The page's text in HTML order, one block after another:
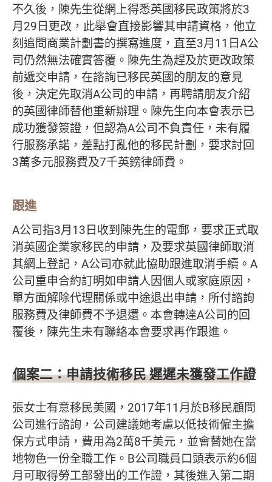
不久後，陳先生從網上得悉英國移民政策將於3
月29日更改，此舉會直接影響其申請資格，他立
刻追問商業計劃書的撰寫進度，直至3月11日A公
司仍然無法確實答覆。陳先生為趕及於更改政策
前遞交申請，在諮詢已移民英國的朋友的意見
後，決定先取消A公司的申請，再聘請朋友介紹
的英國律師替他重新辦理。陳先生向本會表示已
成功獲發簽證，但認為A公司不負責任，未有履
行服務承諾，差點打亂他的移民計劃，要求討回
3萬多元服務費及7千英鎊律師費。
跟進
A公司指3月13日收到陳先生的電郵，要求正式取
消英國企業家移民的申請，及要求英國律師取消
其網上登記，A公司亦就此協助跟進取消手續。A
公司重申合約訂明如申請人因個人或家庭原因，
單方面解除代理關係或中途退出申請，所付諮詢
服務費及律師費不予退還。本會轉達A公司的回
覆後，陳先生未有聯絡本會要求再作跟進。
個案二：申請技術移民 遲遲未獲發工作證
張女士有意移民美國，2017年11月於B移民顧問
公司進行諮詢，公司建議她考慮以低技術僱主擔
保方式申請，費用為2萬8千美元，並會替她在當
地物色一份全職工作。B公司職員口頭表示約6個
月可取得勞工部發出的工作證，其後進入第二期